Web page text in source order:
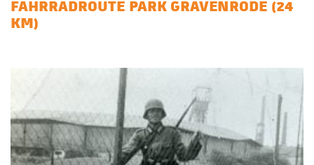
FAHRRADROUTE PARK GRAVENRODE (24
KM)